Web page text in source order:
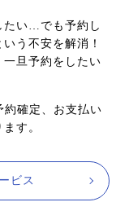
たい…でも予約し
う不安を解消！
旦予約をしたい
約確定、お支払い
す。
ビス